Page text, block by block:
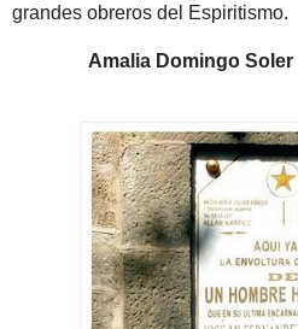
grandes obreros del Espiritismo.
Amalia Domingo Soler